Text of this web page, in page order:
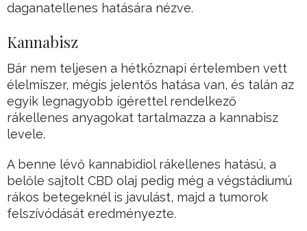
daganatellenes hatására nézve.
Kannabisz
Bár nem teljesen a hétköznapi értelemben vett
élelmiszer, mégis jelentős hatása van, és talán az
egyik legnagyobb ígérettel rendelkező
rákellenes anyagokat tartalmazza a kannabisz
levele.
A benne lévő kannabidiol rákellenes hatású, a
belőle sajtolt CBD olaj pedig még a végstádiumú
rákos betegeknél is javulást, majd a tumorok
felszívódását eredményezte.